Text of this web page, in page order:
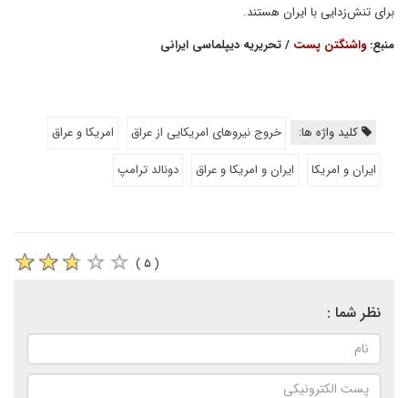
برای تنش‌زدایی با ایران هستند.
منبع:واشنگتن پست / تحریریه دیپلماسی ایرانی
کلید واژه ها: خروج نیروهای امریکایی از عراق
امریکا و عراق
ایران و امریکا
ایران و امریکا و عراق دونالد ترامپ
( ۵ )
نظر شما :